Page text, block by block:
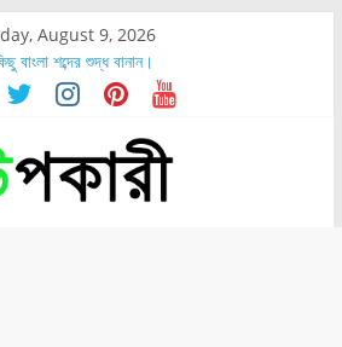
August 9, 2026
বাংলা শব্দের শুদ্ধ বানান।
অংশে বেডসোর বেশি হয়?
কতদিন রাখা যায়?
কোমর এবং পায়ে বেডসোর দেখা গেলে করণীয় কি?
স্বাস্থ্য ও পুষ্টি উপকারিতা।